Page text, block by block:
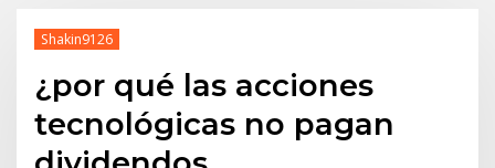
Shakin9126
¿por qué las acciones
tecnológicas no pagan